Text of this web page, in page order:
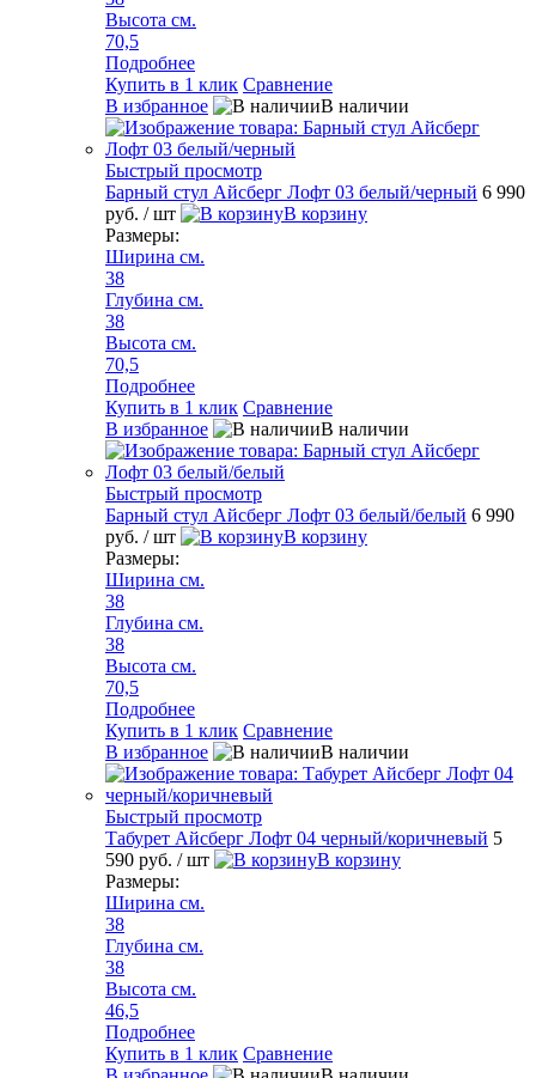
Высота см.
70,5
Подробнее
Купить в 1 клик Сравнение
В избранное
В наличии
Быстрый просмотр
Барный стул Айсберг Лофт 03 белый/черный 6 990
руб. / шт
В корзину
Размеры:
Ширина см.
38
Глубина см.
38
Высота см.
70,5
Подробнее
Купить в 1 клик Сравнение
В избранное
В наличии
Быстрый просмотр
Барный стул Айсберг Лофт 03 белый/белый 6 990
руб. / шт
В корзину
Размеры:
Ширина см.
38
Глубина см.
38
Высота см.
70,5
Подробнее
Купить в 1 клик Сравнение
В избранное
В наличии
Быстрый просмотр
Табурет Айсберг Лофт 04 черный/коричневый 5
590 руб. / шт
В корзину
Размеры:
Ширина см.
38
Глубина см.
38
Высота см.
46,5
Подробнее
Купить в 1 клик Сравнение